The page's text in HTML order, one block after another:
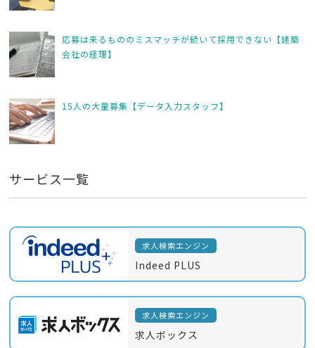
応募は来るもののミスマッチが続いて採用できない【建築
会社の経理】
15人の大量募集【データ入力スタッフ】
サービス一覧
求人検索エンジン
Indeed PLUS
求人検索エンジン
求人ボックス